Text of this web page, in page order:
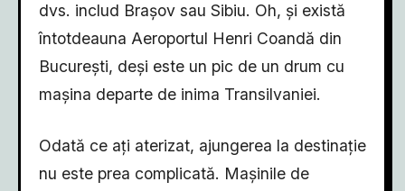
dvs. includ Brașov sau Sibiu. Oh, și există
întotdeauna Aeroportul Henri Coandă din
București, deși este un pic de un drum cu
mașina departe de inima Transilvaniei.
Odată ce ați aterizat, ajungerea la destinație
nu este prea complicată. Mașinile de